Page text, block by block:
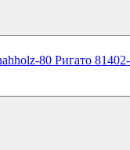
80 Ригато